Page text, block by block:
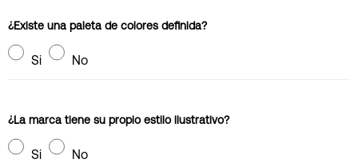
¿Existe una paleta de colores definida?
Si No
¿La marca tiene su propio estilo ilustrativo?
Si No